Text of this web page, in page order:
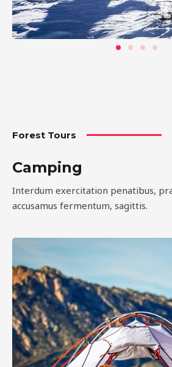
Forest Tours
Camping
Interdum exercitation penatibus,
accusamus fermentum, sagittis.